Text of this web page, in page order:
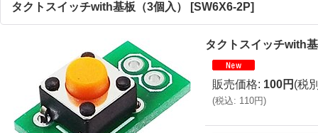
タクトスイッチwith基板（3個入） [SW6X6-2P]
タクトスイッチwith
販売価格: 100円 (税
(税込: 110円)